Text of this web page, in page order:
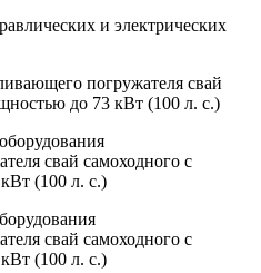
и электрических
погружателя свай
до 73 кВт (100 л. с.)
свай самоходного с
(100 л. с.)
свай самоходного с
(100 л. с.)